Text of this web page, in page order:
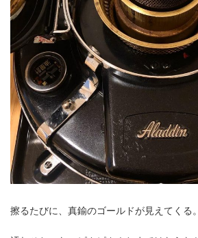
擦るたびに、真鍮のゴールドが見えてくる。